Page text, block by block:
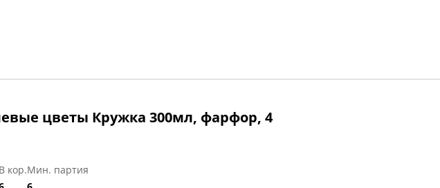
цветы Кружка 300мл, фарфор, 4
В кор.Мин. партия